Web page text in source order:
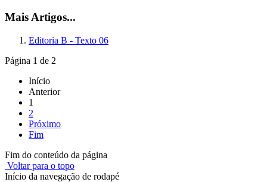
Mais Artigos...
Editoria B - Texto 06
Página 1 de 2
Início
Anterior
1
2
Próximo
Fim
Fim do conteúdo da página
Voltar para o topo
Início da navegação de rodapé